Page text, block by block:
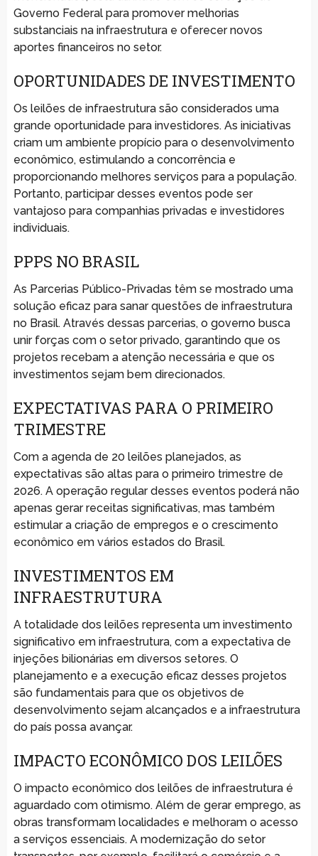
Governo Federal para promover melhorias
substanciais na infraestrutura e oferecer novos
aportes financeiros no setor.
OPORTUNIDADES DE INVESTIMENTO
Os leilões de infraestrutura são considerados uma
grande oportunidade para investidores. As iniciativas
criam um ambiente propício para o desenvolvimento
econômico, estimulando a concorrência e
proporcionando melhores serviços para a população.
Portanto, participar desses eventos pode ser
vantajoso para companhias privadas e investidores
individuais.
PPPS NO BRASIL
As Parcerias Público-Privadas têm se mostrado uma
solução eficaz para sanar questões de infraestrutura
no Brasil. Através dessas parcerias, o governo busca
unir forças com o setor privado, garantindo que os
projetos recebam a atenção necessária e que os
investimentos sejam bem direcionados.
EXPECTATIVAS PARA O PRIMEIRO
TRIMESTRE
Com a agenda de 20 leilões planejados, as
expectativas são altas para o primeiro trimestre de
2026. A operação regular desses eventos poderá não
apenas gerar receitas significativas, mas também
estimular a criação de empregos e o crescimento
econômico em vários estados do Brasil.
INVESTIMENTOS EM
INFRAESTRUTURA
A totalidade dos leilões representa um investimento
significativo em infraestrutura, com a expectativa de
injeções bilionárias em diversos setores. O
planejamento e a execução eficaz desses projetos
são fundamentais para que os objetivos de
desenvolvimento sejam alcançados e a infraestrutura
do país possa avançar.
IMPACTO ECONÔMICO DOS LEILÕES
O impacto econômico dos leilões de infraestrutura é
aguardado com otimismo. Além de gerar emprego, as
obras transformam localidades e melhoram o acesso
a serviços essenciais. A modernização do setor